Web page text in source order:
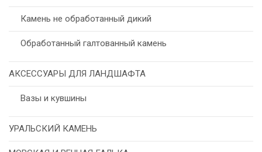
Камень не обработанный дикий
Обработанный галтованный камень
АКСЕССУАРЫ ДЛЯ ЛАНДШАФТА
Вазы и кувшины
УРАЛЬСКИЙ КАМЕНЬ